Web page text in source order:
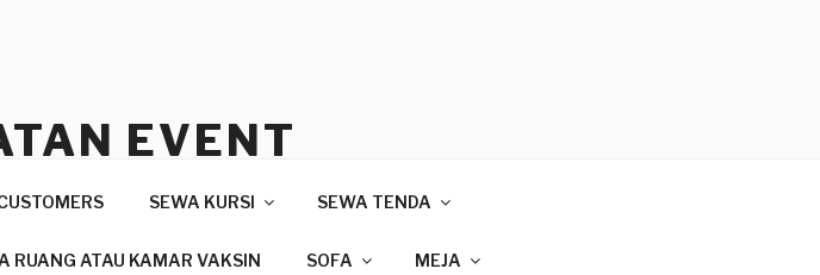
EVENT
DAN
82619089
SEWA KURSI SEWA TENDA
RUANG ATAU KAMAR VAKSIN SOFA MEJA